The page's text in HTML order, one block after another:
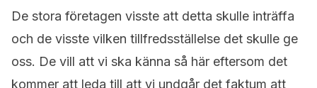
De stora företagen visste att detta skulle inträffa
och de visste vilken tillfredsställelse det skulle ge
oss. De vill att vi ska känna så här eftersom det
kommer att leda till att vi undgår det faktum att